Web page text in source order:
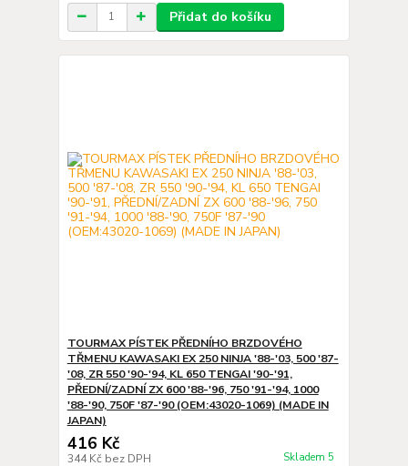
Přidat do košíku
TOURMAX PÍSTEK PŘEDNÍHO BRZDOVÉHO
TŘMENU KAWASAKI EX 250 NINJA '88-'03, 500 '87-
'08, ZR 550 '90-'94, KL 650 TENGAI '90-'91,
PŘEDNÍ/ZADNÍ ZX 600 '88-'96, 750 '91-'94, 1000
'88-'90, 750F '87-'90 (OEM:43020-1069) (MADE IN
JAPAN)
416 Kč
344 Kč bez DPH Skladem 5